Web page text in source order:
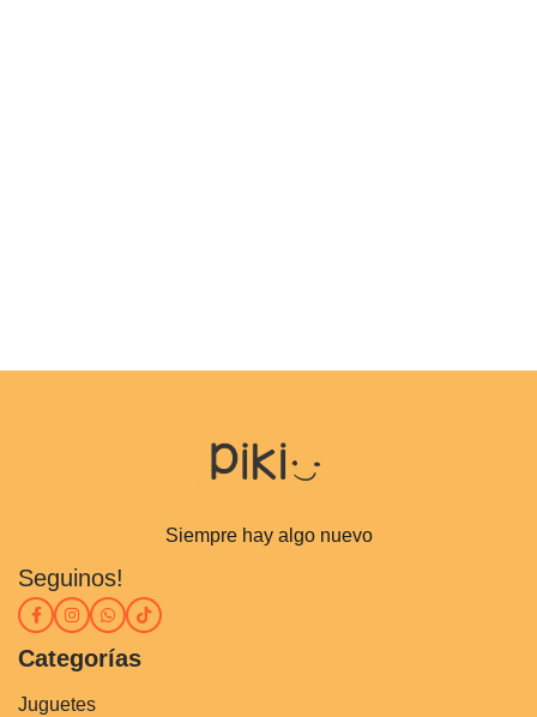
Siempre hay algo nuevo
Seguinos!
Categorías
Juguetes